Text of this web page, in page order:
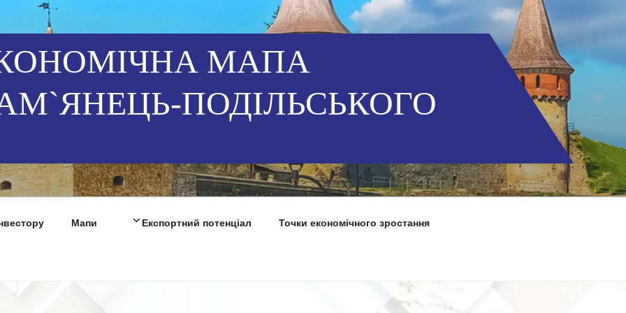
МАПА
ПОДІЛЬСЬКОГО
Мапи Експортний потенціал Точки економічного зростання